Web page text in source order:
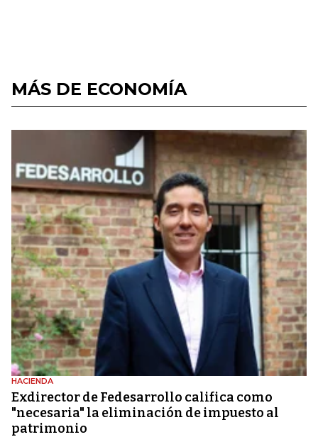
MÁS DE ECONOMÍA
HACIENDA
Exdirector de Fedesarrollo califica como
"necesaria" la eliminación de impuesto al
patrimonio